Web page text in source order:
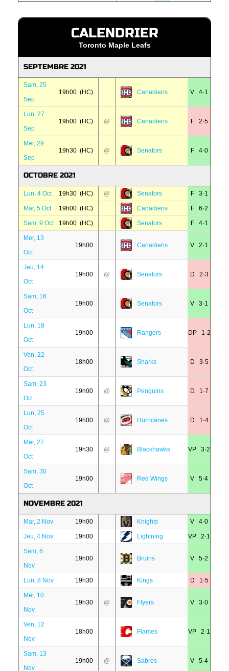
CALENDRIER
Toronto Maple Leafs
SEPTEMBRE 2021
Sam, 25
Sep
19h00 (HC) Canadiens V 4·1
Lun, 27
Sep
19h00 (HC) @ Canadiens F 2·5
Mer, 29
Sep
19h30 (HC) @ Senators F 4·0
OCTOBRE 2021
Lun, 4 Oct 19h30 (HC) @ Senators F 3·1
Mar, 5 Oct 19h00 (HC) Canadiens F 6·2
Sam, 9 Oct 19h00 (HC) Senators F 4·1
Mer, 13
Oct
19h00 Canadiens V 2·1
Jeu, 14
Oct
19h00 @ Senators D 2·3
Sam, 16
Oct
19h00 Senators V 3·1
Lun, 18
Oct
19h00 Rangers DP 1·2
Ven, 22
Oct
18h00 Sharks D 3·5
Sam, 23
Oct
19h00 @ Penguins D 1·7
Lun, 25
Oct
19h00 @ Hurricanes D 1·4
Mer, 27
Oct
19h30 @ Blackhawks VP 3·2
Sam, 30
Oct
19h00 Red Wings V 5·4
NOVEMBRE 2021
Mar, 2 Nov 19h00 Knights V 4·0
Jeu, 4 Nov 19h00 Lightning VP 2·1
Sam, 6
Nov
19h00 Bruins V 5·2
Lun, 8 Nov 19h30 Kings D 1·5
Mer, 10
Nov
19h30 @ Flyers V 3·0
Ven, 12
Nov
18h00 Flames VP 2·1
Sam, 13
Nov
19h00 @ Sabres V 5·4